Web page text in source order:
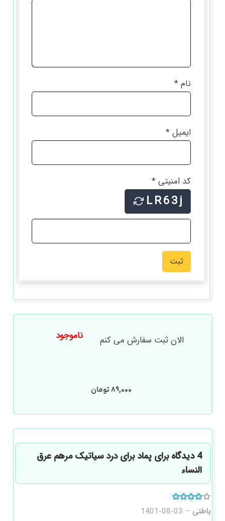
نام*
ایمیل*
کد امنیتی*
LR63j
الان ثبت سفارش می کنم ناموجود
89,000 تومان
4 دیدگاه برای
پماد برای درد سیاتیک مرهم عرق
النساء
امتیاز 4 از 5
باطنی –
1401-08-03